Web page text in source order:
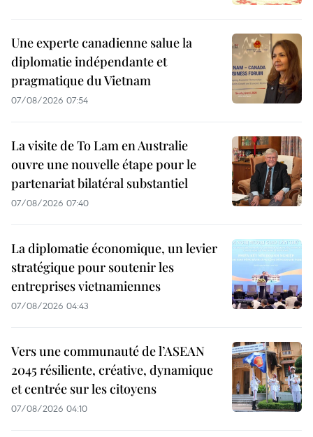
Une experte canadienne salue la
diplomatie indépendante et
pragmatique du Vietnam
07/08/2026 07:54
La visite de To Lam en Australie
ouvre une nouvelle étape pour le
partenariat bilatéral substantiel
07/08/2026 07:40
La diplomatie économique, un levier
stratégique pour soutenir les
entreprises vietnamiennes
07/08/2026 04:43
Vers une communauté de l’ASEAN
2045 résiliente, créative, dynamique
et centrée sur les citoyens
07/08/2026 04:10